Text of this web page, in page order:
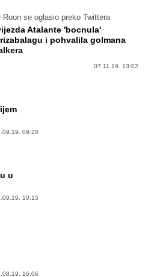
Roon se oglasio preko Twittera
Atalante 'bocnula'
i pohvalila golmana
07.11.19. 13:02
09:20
u
10:15
16:06